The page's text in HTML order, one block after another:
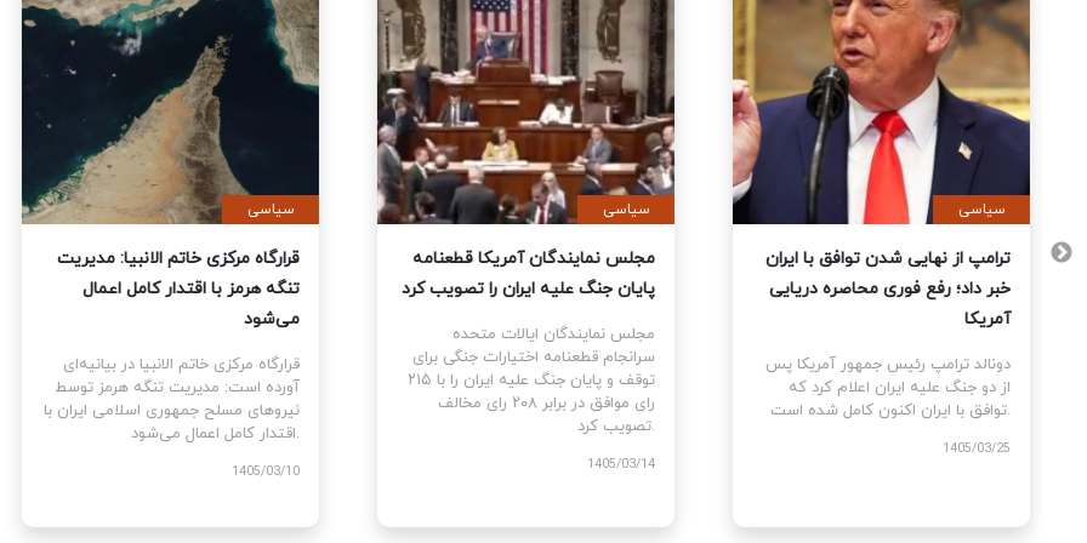
سیاسی
ترامپ از نهایی شدن توافق با ایران
خبر داد؛ رفع فوری محاصره دریایی
دونالد ترامپ رئیس جمهور آمریکا پس
از دو جنگ علیه ایران اعلام کرد که
توافق با ایران اکنون کامل شده است.
سیاسی
مجلس نمایندگان آمریکا قطعنامه
پایان جنگ علیه ایران را تصویب کرد
مجلس نمایندگان ایالات متحده
سرانجام قطعنامه اختیارات جنگی برای
تصویب کرد.
سیاسی
قرارگاه مرکزی خاتم الانبیا:
تنگه هرمز با اقتدار کامل اعمال
قرارگاه مرکزی خاتم الانبیا در
آورده است: مدیریت تنگه هرمز
نیروهای مسلح جمهوری اسلامی